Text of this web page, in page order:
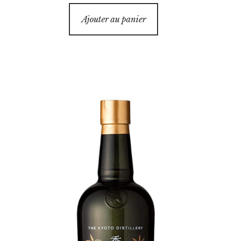
Ajouter au panier